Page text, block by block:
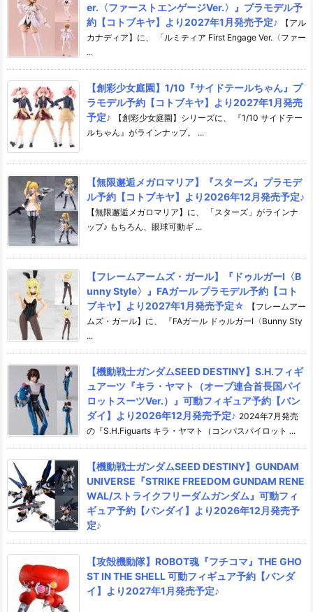
er.〈ファーストエンゲージVer.〉』プラモデル予
約【コトブキヤ】より2027年1月発売予定♪
【アル
カナディア】に、 「ルミティア First Engage Ver.〈ファー
...
【創彩少女庭園】1/10『サイドテールちゃん』プ
ラモデル予約【コトブキヤ】より2027年1月発売
予定♪
【創彩少女庭園】シリーズに、 『1/10 サイドテー
ルちゃん』がラインナップ。 ...
【無限邂逅メガロマリア】『スターズ』プラモデ
ル予約【コトブキヤ】より2026年12月発売予定♪
【無限邂逅メガロマリア】に、 「スターズ」がラインナ
ップ♪ もちろん、眼球可動ギ ...
【フレームアームズ・ガール】『ドゥルガーI〈B
unny Style〉』FAガール プラモデル予約【コト
ブキヤ】より2027年1月発売予定☆
【フレームアー
ムズ・ガール】に、 『FAガール ドゥルガーI〈Bunny Sty
...
【機動戦士ガンダムSEED DESTINY】S.H.フィギ
ュアーツ『キラ・ヤマト（オーブ連合首長国パイ
ロットスーツVer.）』可動フィギュア予約【バン
ダイ】より2026年12月発売予定♪ 2024年7月発売
の『S.H.Figuarts キラ・ヤマト（コンパスパイロット ...
【機動戦士ガンダムSEED DESTINY】GUNDAM
UNIVERSE『STRIKE FREEDOM GUNDAM RENE
WAL/ストライクフリーダムガンダム』可動フィ
ギュア予約【バンダイ】より2026年12月発売予
定♪
【攻殻機動隊】ROBOT魂『フチコマ』THE GHO
ST IN THE SHELL 可動フィギュア予約【バンダ
イ】より2027年1月発売予定♪